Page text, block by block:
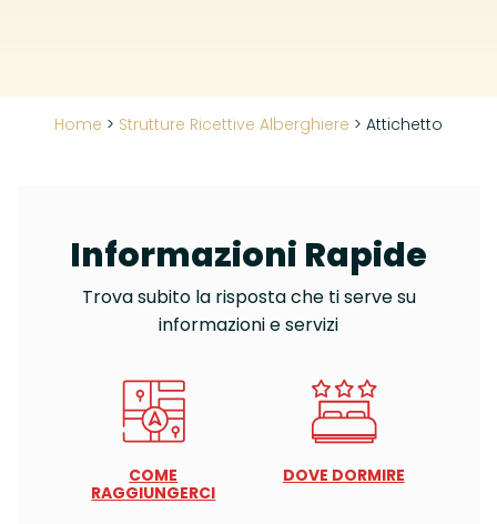
Home > Strutture Ricettive Alberghiere > Attichetto
Informazioni Rapide
Trova subito la risposta che ti serve su
informazioni e servizi
COME
RAGGIUNGERCI
DOVE DORMIRE